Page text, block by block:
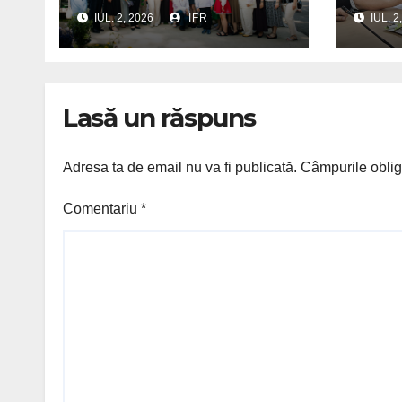
IUL. 2, 2026 IFR
100
IUL.
Lasă un răspuns
Adresa ta de email nu va fi publicată. Câmpurile
Comentariu *